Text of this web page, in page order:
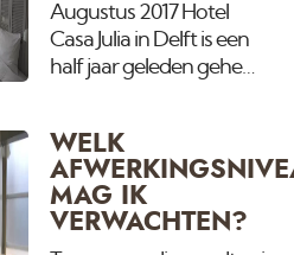
Augustus 2017 Hotel
Casa Julia in Delft is een
half jaar geleden geheel
Schilderwerken. Het
gehele hotel bestaande
uit 24 kamers, 24
badkamers, ontbijtzaal,
WELK
MAG IK
VERWACHTEN?